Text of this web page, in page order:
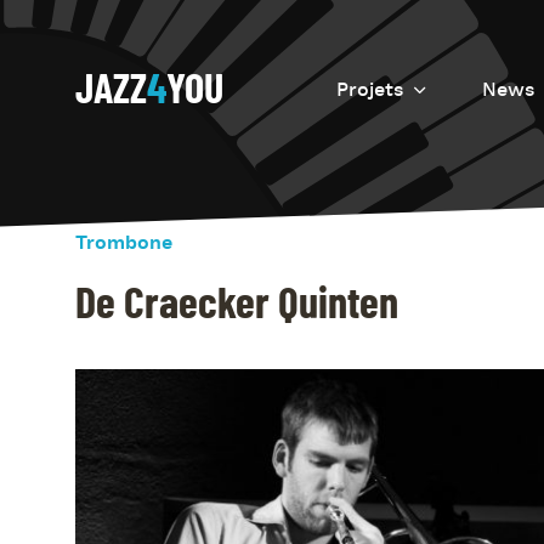
JAZZ4YOU Projets
Introduction
Resurrection
News
Trombone
De Craecker Quinten